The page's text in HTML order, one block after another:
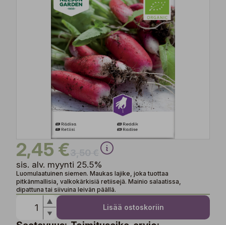
2,45 €
sis. alv. myynti 25.5%
Luomulaatuinen siemen. Maukas lajike, joka tuottaa
pitkänmallisia, valkokärkisiä retiisejä. Mainio salaatissa,
dipattuna tai siivuina leivän päällä.
Lisää ostoskoriin